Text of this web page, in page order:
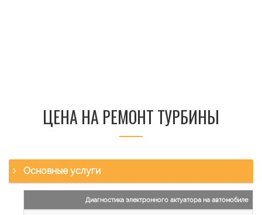
ЦЕНА НА РЕМОНТ ТУРБИНЫ
Основные услуги
работы
Диагностика электронного актуатора на автомобиле